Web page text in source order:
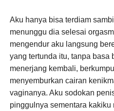
Aku hanya bisa terdiam
menunggu dia selesai
mengendur aku langsung
yang tertunda itu, tanpa basa
menerjang kembali,
menyemburkan cairan
vaginanya. Aku sodokan
pinggulnya sementara kakiku